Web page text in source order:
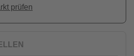
prüfen